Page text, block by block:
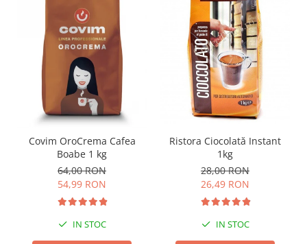
Covim OroCrema Cafea
Boabe 1 kg
64,00 RON
54,99 RON
IN STOC
Ristora Ciocolată Instant
1kg
28,00 RON
26,49 RON
IN STOC